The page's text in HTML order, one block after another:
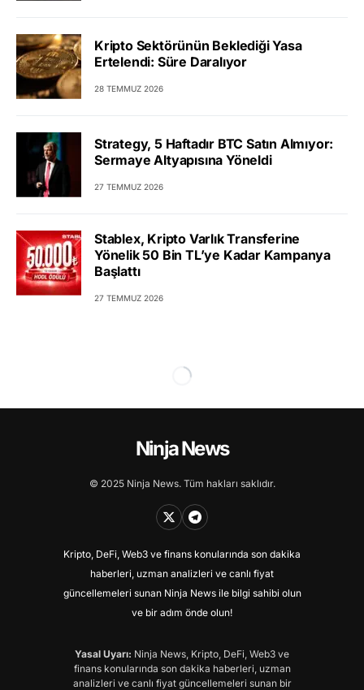
Kripto Sektörünün Beklediği Yasa
Ertelendi: Süre Daralıyor
28 TEMMUZ 2026
Strategy, 5 Haftadır BTC Satın Almıyor:
Sermaye Altyapısına Yöneldi
27 TEMMUZ 2026
Stablex, Kripto Varlık Transferine
Yönelik 50 Bin TL’ye Kadar Kampanya
Başlattı
27 TEMMUZ 2026
Ninja News
© 2025 Ninja News. Tüm hakları saklıdır.
Kripto, DeFi, Web3 ve finans konularında son dakika
haberleri, uzman analizleri ve canlı fiyat
güncellemeleri sunan Ninja News ile bilgi sahibi olun
ve bir adım önde olun!
Yasal Uyarı: Ninja News, Kripto, DeFi, Web3 ve
finans konularında son dakika haberleri, uzman
analizleri ve canlı fiyat güncellemeleri sunan bir